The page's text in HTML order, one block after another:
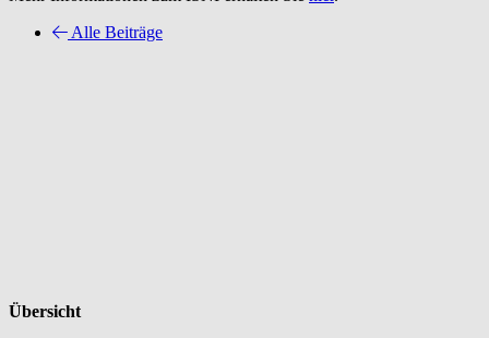
Alle Beiträge
Übersicht